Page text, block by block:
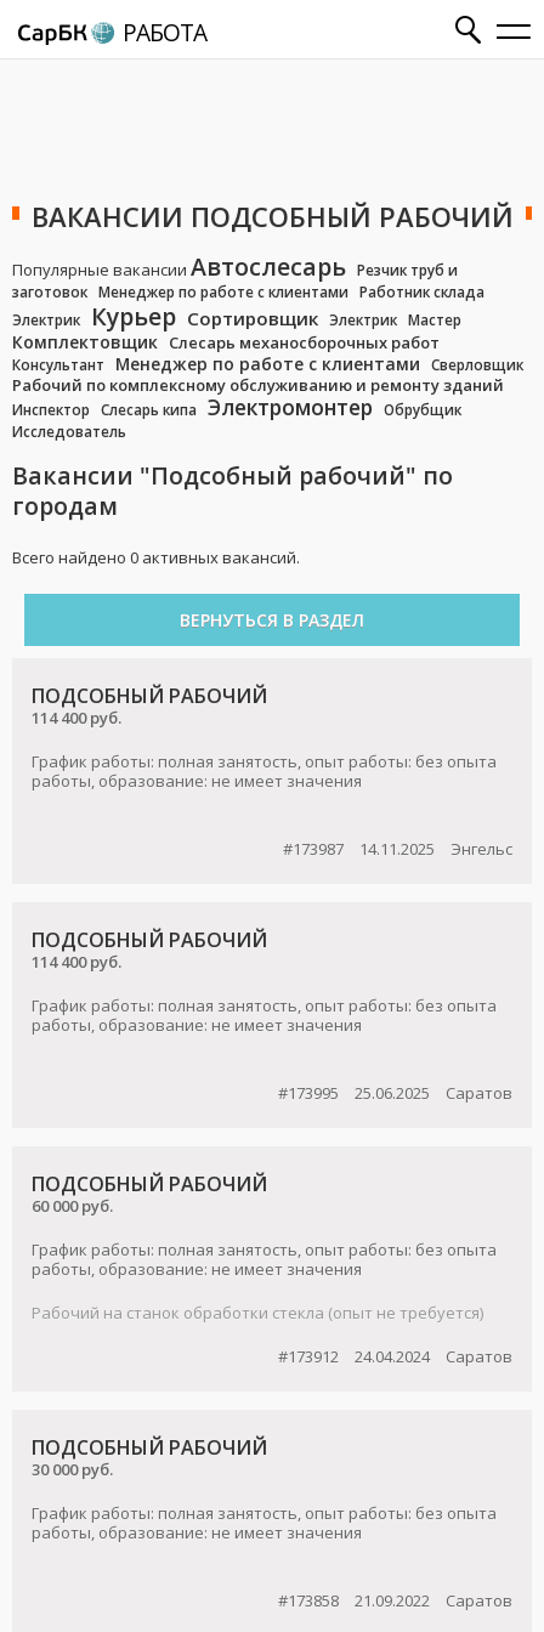
РАБОТА
ВАКАНСИИ ПОДСОБНЫЙ РАБОЧИЙ
Популярные вакансии Автослесарь Резчик труб и
заготовок Менеджер по работе с клиентами
Работник склада
Электрик
Курьер Сортировщик Электрик Мастер
Комплектовщик Слесарь механосборочных работ
Консультант Менеджер по работе с клиентами Сверловщик
Рабочий по комплексному обслуживанию и ремонту зданий
Инспектор Слесарь кипа Электромонтер
Обрубщик
Исследователь
Вакансии "Подсобный рабочий" по
городам
Всего найдено 0 активных вакансий.
ВЕРНУТЬСЯ В РАЗДЕЛ
ПОДСОБНЫЙ РАБОЧИЙ
114 400 руб.
График работы: полная занятость, опыт работы: без опыта
работы, образование: не имеет значения
#173987 14.11.2025 Энгельс
ПОДСОБНЫЙ РАБОЧИЙ
114 400 руб.
График работы: полная занятость, опыт работы: без опыта
работы, образование: не имеет значения
#173995 25.06.2025 Саратов
ПОДСОБНЫЙ РАБОЧИЙ
60 000 руб.
График работы: полная занятость, опыт работы: без опыта
работы, образование: не имеет значения
Paбочий нa станок обработки стeкла (опыт не требуется)
#173912
24.04.2024 Саратов
ПОДСОБНЫЙ РАБОЧИЙ
30 000 руб.
График работы: полная занятость, опыт работы: без опыта
работы, образование: не имеет значения
#173858 21.09.2022 Саратов